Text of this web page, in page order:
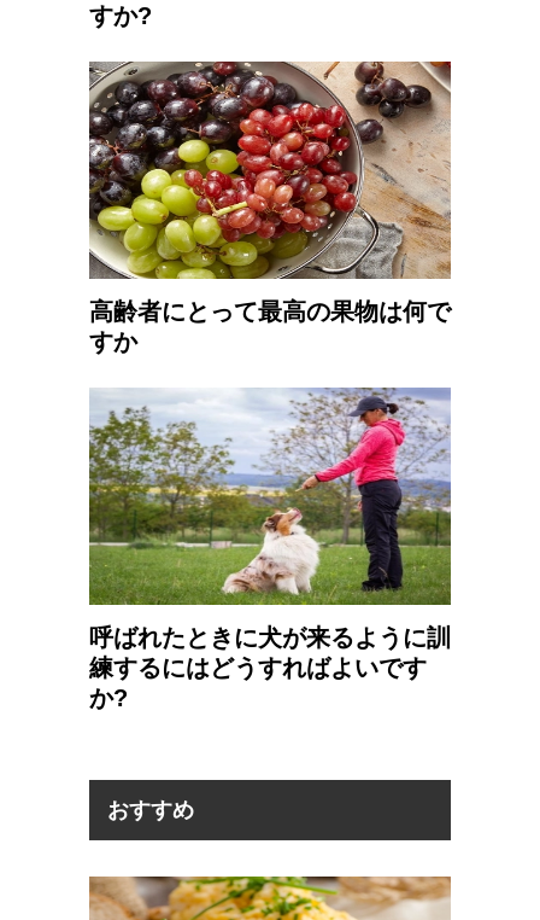
すか?
高齢者にとって最高の果物は何で
すか
呼ばれたときに犬が来るように訓
練するにはどうすればよいです
か?
おすすめ